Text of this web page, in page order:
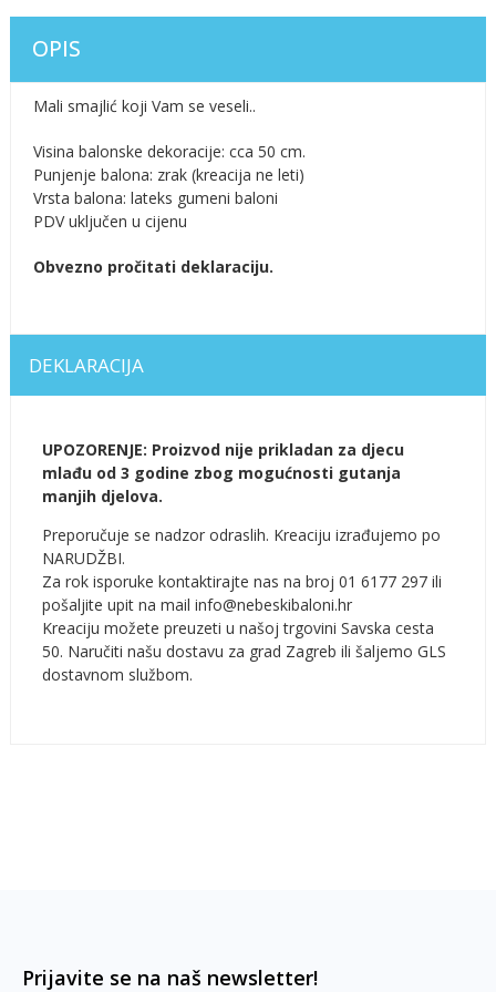
OPIS
Mali smajlić koji Vam se veseli..
Visina balonske dekoracije: cca 50 cm.
Punjenje balona: zrak (kreacija ne leti)
Vrsta balona: lateks gumeni baloni
PDV uključen u cijenu
Obvezno pročitati deklaraciju.
DEKLARACIJA
UPOZORENJE: Proizvod nije prikladan za djecu
mlađu od 3 godine zbog mogućnosti gutanja
manjih djelova.
Preporučuje se nadzor odraslih. Kreaciju izrađujemo po
NARUDŽBI.
Za rok isporuke kontaktirajte nas na broj 01 6177 297 ili
pošaljite upit na mail info@nebeskibaloni.hr
Kreaciju možete preuzeti u našoj trgovini Savska cesta
50. Naručiti našu dostavu za grad Zagreb ili šaljemo GLS
dostavnom službom.
Prijavite se na naš newsletter!